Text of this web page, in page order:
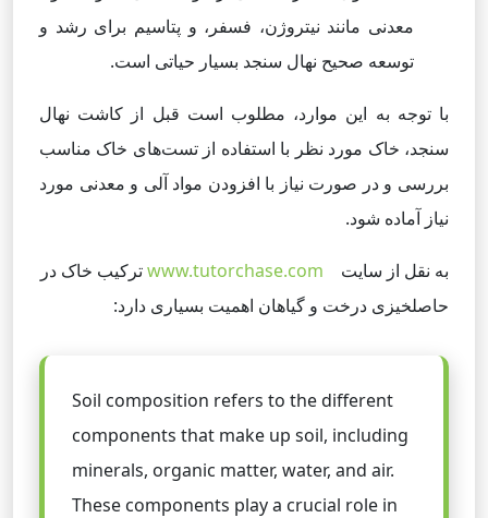
معدنی مانند نیتروژن، فسفر، و پتاسیم برای رشد و
توسعه صحیح نهال سنجد بسیار حیاتی است.
با توجه به این موارد، مطلوب است قبل از کاشت نهال
سنجد، خاک مورد نظر با استفاده از تست‌های خاک مناسب
بررسی و در صورت نیاز با افزودن مواد آلی و معدنی مورد
نیاز آماده شود.
به نقل از سایت www.tutorchase.comترکیب خاک در
حاصلخیزی درخت و گیاهان اهمیت بسیاری دارد:
Soil composition refers to the different
components that make up soil, including
minerals, organic matter, water, and air.
These components play a crucial role in